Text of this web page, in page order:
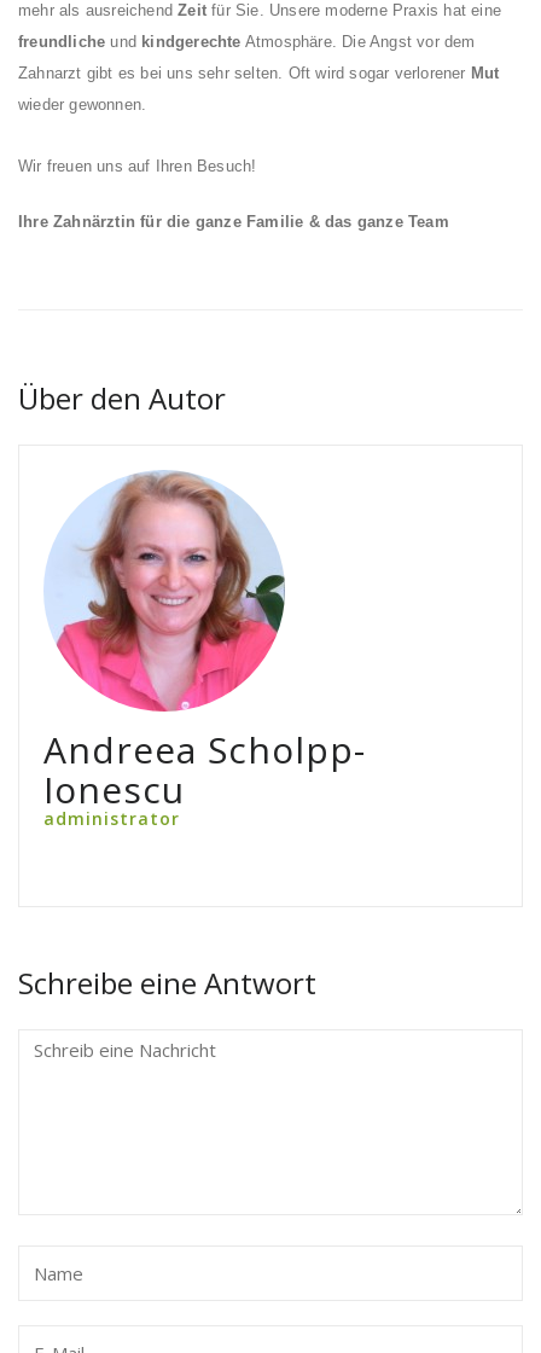
mehr als ausreichendZeit für Sie. Unsere moderne Praxis hat eine
freundliche und kindgerechte Atmosphäre. Die Angst vor dem
Zahnarzt gibt es bei uns sehr selten. Oft wird sogar verlorener Mut
wieder gewonnen.
Wir freuen uns auf Ihren Besuch!
Ihre Zahnärztin für die ganze Familie & das ganze Team
Über den Autor
Andreea Scholpp-
Ionescu
administrator
Schreibe eine Antwort